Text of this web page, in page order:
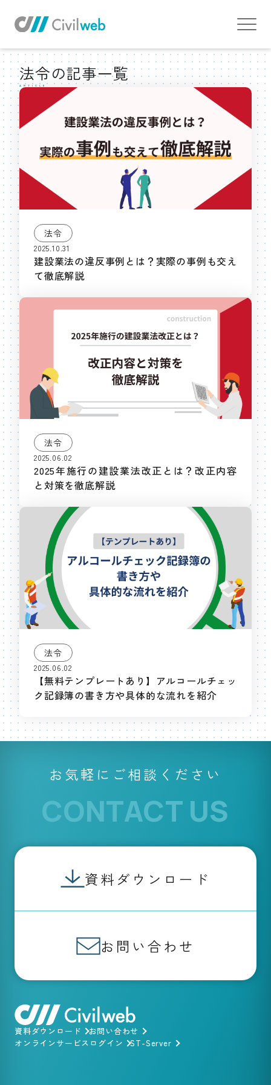
TOP お役立ち情報TOP
法令の記事一覧
ARTICLE
法令
2025.10.31
建設業法の違反事例とは？実際の事例も交え
て徹底解説
法令
2025.06.02
2025年施行の建設業法改正とは？改正内容
と対策を徹底解説
法令
2025.06.02
【無料テンプレートあり】アルコールチェッ
ク記録簿の書き方や具体的な流れを紹介
CONTACT US
お気軽にご相談ください
資料ダウンロード
お問い合わせ
資料ダウンロード
お問い合わせ
オンラインサービスログイン
ST-Server